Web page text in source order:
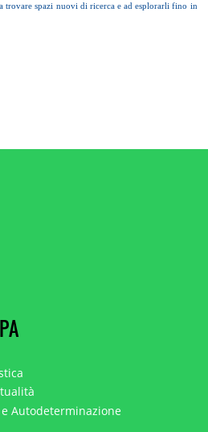
trovare spazi nuovi di ricerca e ad esplorarli fino in
Autodeterminazione